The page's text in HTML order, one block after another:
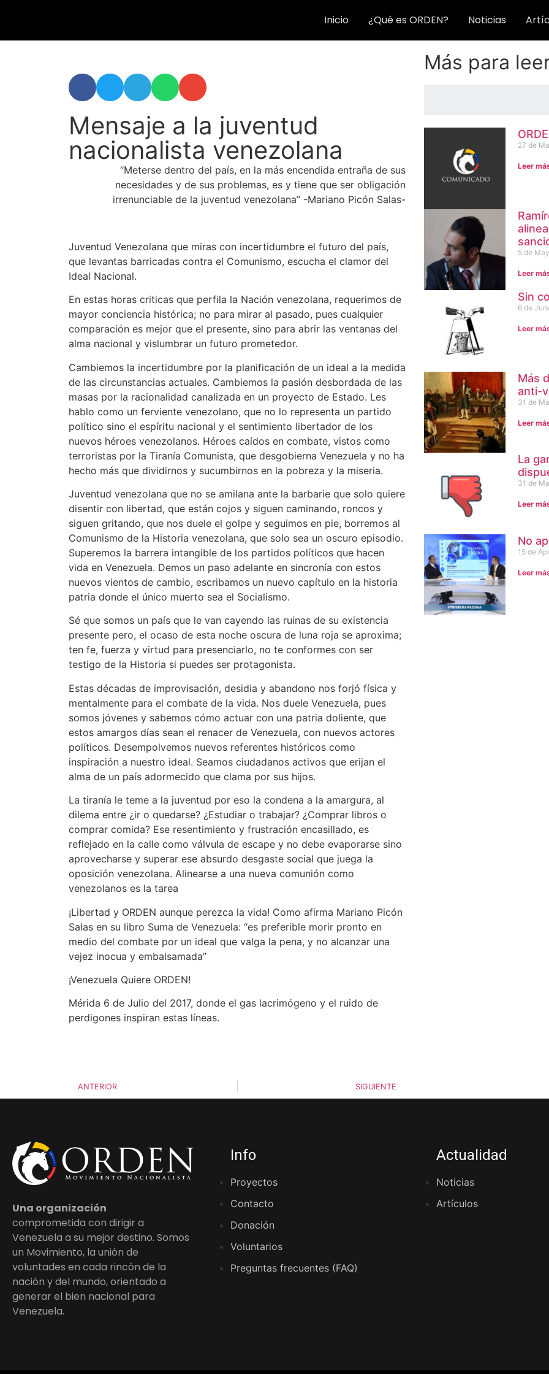
Inicio ¿Qué es ORDEN? Noticias
Mensaje a la juventud
nacionalista venezolana
“Meterse dentro del país, en la más encendida entraña de sus
necesidades y de sus problemas, es y tiene que ser obligación
irrenunciable de la juventud venezolana” -Mariano Picón Salas-
Juventud Venezolana que miras con incertidumbre el futuro del país,
que levantas barricadas contra el Comunismo, escucha el clamor del
Ideal Nacional.
En estas horas criticas que perfila la Nación venezolana, requerimos de
mayor conciencia histórica; no para mirar al pasado, pues cualquier
comparación es mejor que el presente, sino para abrir las ventanas del
alma nacional y vislumbrar un futuro prometedor.
Cambiemos la incertidumbre por la planificación de un ideal a la medida
de las circunstancias actuales. Cambiemos la pasión desbordada de las
masas por la racionalidad canalizada en un proyecto de Estado. Les
hablo como un ferviente venezolano, que no lo representa un partido
político sino el espíritu nacional y el sentimiento libertador de los
nuevos héroes venezolanos. Héroes caídos en combate, vistos como
terroristas por la Tiranía Comunista, que desgobierna Venezuela y no ha
hecho más que dividirnos y sucumbirnos en la pobreza y la miseria.
Juventud venezolana que no se amilana ante la barbarie que solo quiere
disentir con libertad, que están cojos y siguen caminando, roncos y
siguen gritando, que nos duele el golpe y seguimos en pie, borremos al
Comunismo de la Historia venezolana, que solo sea un oscuro episodio.
Superemos la barrera intangible de los partidos políticos que hacen
vida en Venezuela. Demos un paso adelante en sincronía con estos
nuevos vientos de cambio, escribamos un nuevo capítulo en la historia
patria donde el único muerto sea el Socialismo.
Sé que somos un país que le van cayendo las ruinas de su existencia
presente pero, el ocaso de esta noche oscura de luna roja se aproxima;
ten fe, fuerza y virtud para presenciarlo, no te conformes con ser
testigo de la Historia si puedes ser protagonista.
Estas décadas de improvisación, desidia y abandono nos forjó física y
mentalmente para el combate de la vida. Nos duele Venezuela, pues
somos jóvenes y sabemos cómo actuar con una patria doliente, que
estos amargos días sean el renacer de Venezuela, con nuevos actores
políticos. Desempolvemos nuevos referentes históricos como
inspiración a nuestro ideal. Seamos ciudadanos activos que erijan el
alma de un país adormecido que clama por sus hijos.
La tiranía le teme a la juventud por eso la condena a la amargura, al
dilema entre ¿ir o quedarse? ¿Estudiar o trabajar? ¿Comprar libros o
comprar comida? Ese resentimiento y frustración encasillado, es
reflejado en la calle como válvula de escape y no debe evaporarse sino
aprovecharse y superar ese absurdo desgaste social que juega la
oposición venezolana. Alinearse a una nueva comunión como
venezolanos es la tarea
¡Libertad y ORDEN aunque perezca la vida! Como afirma Mariano Picón
Salas en su libro Suma de Venezuela: “es preferible morir pronto en
medio del combate por un ideal que valga la pena, y no alcanzar una
vejez inocua y embalsamada”
¡Venezuela Quiere ORDEN!
Mérida 6 de Julio del 2017, donde el gas lacrimógeno y el ruido de
perdigones inspiran estas líneas.
ANTERIOR SIGUIENTE
Más para
27 de
Leer
5 de
Leer
Sin
6 de
Leer
Más
anti-
31 de
Leer
La
31 de
Leer
No
15 de
Leer
Una organización
comprometida con dirigir a
Venezuela a su mejor destino. Somos
un Movimiento, la unión de
voluntades en cada rincón de la
nación y del mundo, orientado a
generar el bien nacional para
Venezuela.
Info
Proyectos
Contacto
Donación
Voluntarios
Preguntas frecuentes (FAQ)
Actualidad
Noticias
Artículos